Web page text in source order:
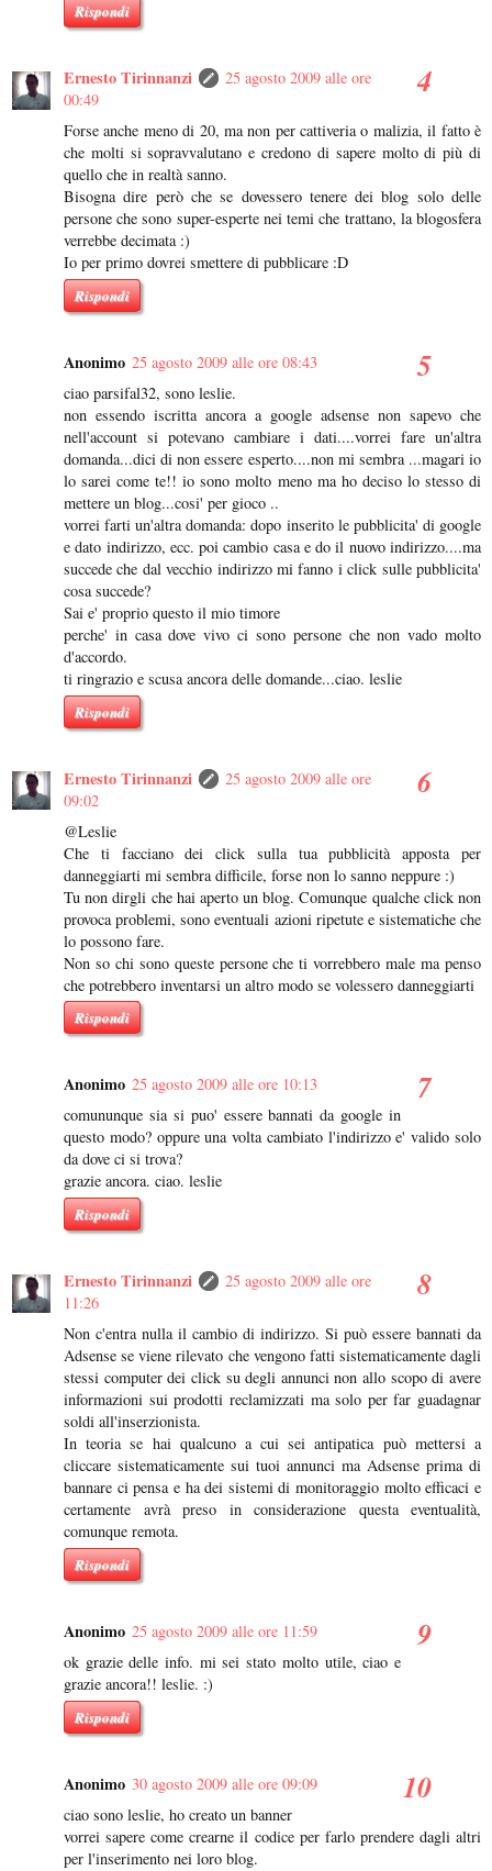
Rispondi
Ernesto Tirinnanzi
25 agosto 2009 alle ore
00:49
Forse anche meno di 20, ma non per cattiveria o malizia, il fatto è
che molti si sopravvalutano e credono di sapere molto di più di
quello che in realtà sanno.
Bisogna dire però che se dovessero tenere dei blog solo delle
persone che sono super-esperte nei temi che trattano, la blogosfera
verrebbe decimata :)
Io per primo dovrei smettere di pubblicare :D
Rispondi
Anonimo 25 agosto 2009 alle ore 08:43
ciao parsifal32, sono leslie.
non essendo iscritta ancora a google adsense non sapevo che
nell'account si potevano cambiare i dati....vorrei fare un'altra
domanda...dici di non essere esperto....non mi sembra ...magari io
lo sarei come te!! io sono molto meno ma ho deciso lo stesso di
mettere un blog...cosi' per gioco ..
vorrei farti un'altra domanda: dopo inserito le pubblicita' di google
e dato indirizzo, ecc. poi cambio casa e do il nuovo indirizzo....ma
succede che dal vecchio indirizzo mi fanno i click sulle pubblicita'
cosa succede?
Sai e' proprio questo il mio timore
perche' in casa dove vivo ci sono persone che non vado molto
d'accordo.
ti ringrazio e scusa ancora delle domande...ciao. leslie
Rispondi
Ernesto Tirinnanzi
25 agosto 2009 alle ore
09:02
@Leslie
Che ti facciano dei click sulla tua pubblicità apposta per
danneggiarti mi sembra difficile, forse non lo sanno neppure :)
Tu non dirgli che hai aperto un blog. Comunque qualche click non
provoca problemi, sono eventuali azioni ripetute e sistematiche che
lo possono fare.
Non so chi sono queste persone che ti vorrebbero male ma penso
che potrebbero inventarsi un altro modo se volessero danneggiarti
Rispondi
Anonimo 25 agosto 2009 alle ore 10:13
comununque sia si puo' essere bannati da google in
questo modo? oppure una volta cambiato l'indirizzo e' valido solo
da dove ci si trova?
grazie ancora. ciao. leslie
Rispondi
Ernesto Tirinnanzi
25 agosto 2009 alle ore
11:26
Non c'entra nulla il cambio di indirizzo. Si può essere bannati da
Adsense se viene rilevato che vengono fatti sistematicamente dagli
stessi computer dei click su degli annunci non allo scopo di avere
informazioni sui prodotti reclamizzati ma solo per far guadagnar
soldi all'inserzionista.
In teoria se hai qualcuno a cui sei antipatica può mettersi a
cliccare sistematicamente sui tuoi annunci ma Adsense prima di
bannare ci pensa e ha dei sistemi di monitoraggio molto efficaci e
certamente avrà preso in considerazione questa eventualità,
comunque remota.
Rispondi
Anonimo 25 agosto 2009 alle ore 11:59
ok grazie delle info. mi sei stato molto utile, ciao e
grazie ancora!! leslie. :)
Rispondi
Anonimo 30 agosto 2009 alle ore 09:09
ciao sono leslie, ho creato un banner
vorrei sapere come crearne il codice per farlo prendere dagli altri
per l'inserimento nei loro blog.